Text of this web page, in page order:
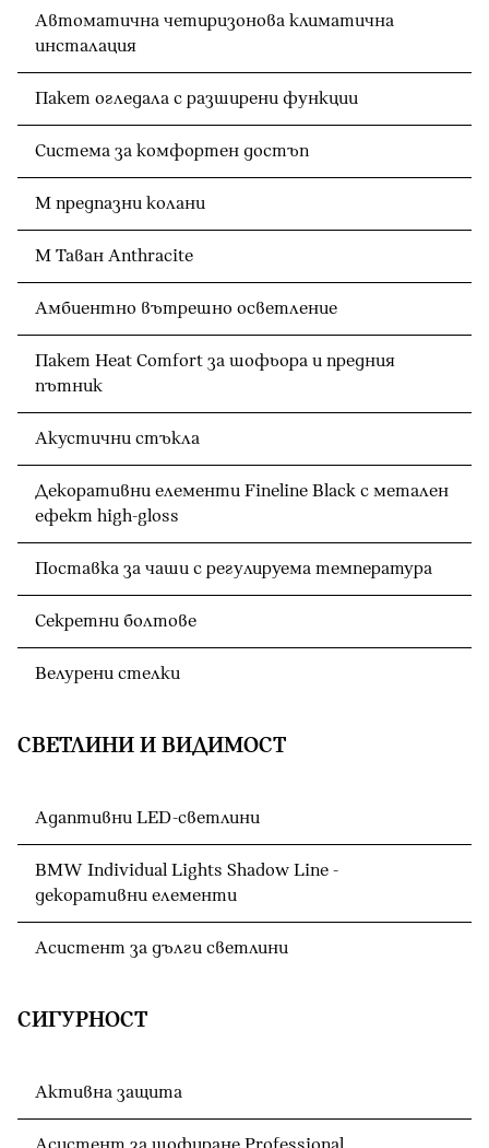
Автоматична четиризонова климатична
инсталация
Пакет огледала с разширени функции
Система за комфортен достъп
M предпазни колани
M Таван Anthracite
Амбиентно вътрешно осветление
Пакет Heat Comfort за шофьора и предния
пътник
Акустични стъкла
Декоративни елементи Fineline Black с метален
ефект high-gloss
Поставка за чаши с регулируема температура
Секретни болтове
Велурени стелки
СВЕТЛИНИ И ВИДИМОСТ
Адаптивни LED-светлини
BMW Individual Lights Shadow Line -
декоративни елементи
Асистент за дълги светлини
СИГУРНОСТ
Активна защита